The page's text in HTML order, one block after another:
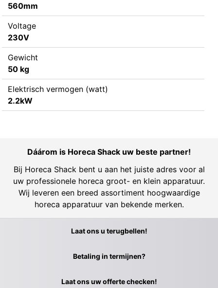
560mm
Voltage
230V
Gewicht
50 kg
Elektrisch vermogen (watt)
2.2kW
Dáárom is Horeca Shack uw beste partner!
Bij Horeca Shack bent u aan het juiste adres voor al
uw professionele horeca groot- en klein apparatuur.
Wij leveren een breed assortiment hoogwaardige
horeca apparatuur van bekende merken.
Laat ons u terugbellen!
Betaling in termijnen?
Laat ons uw offerte checken!